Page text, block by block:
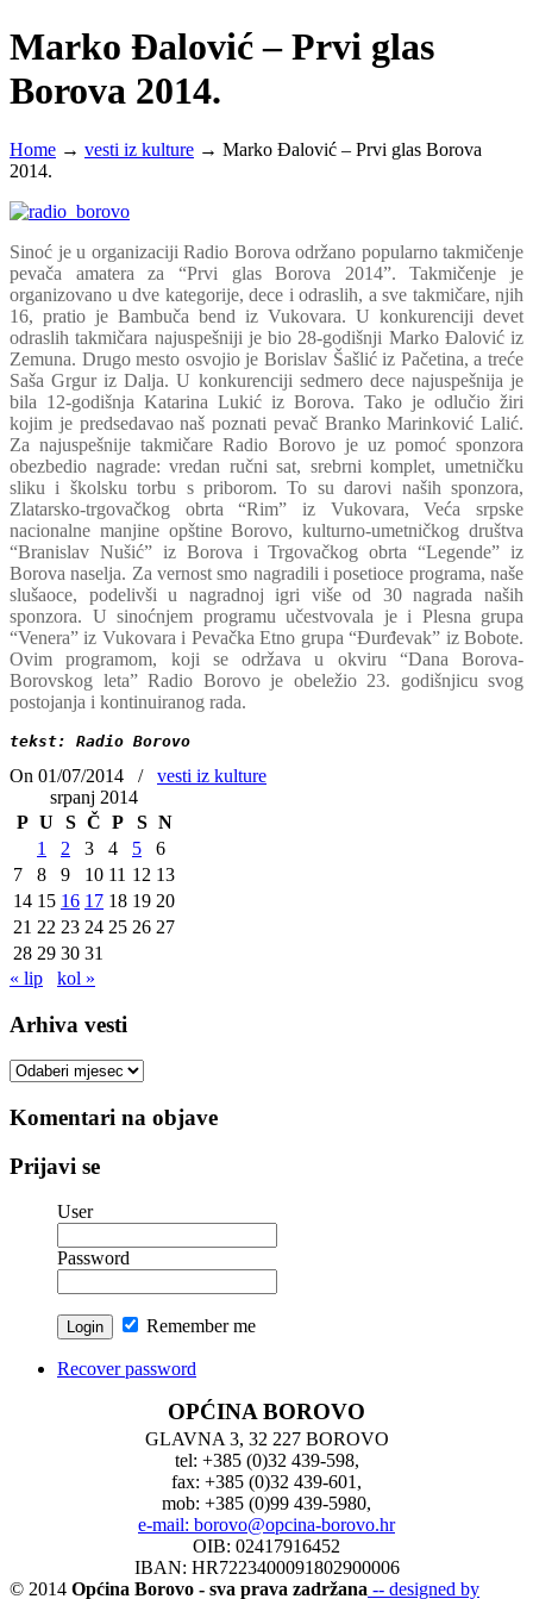
Marko Đalović – Prvi glas
Borova 2014.
Home → vesti iz kulture → Marko Đalović – Prvi glas Borova
2014.
Sinoć je u organizaciji Radio Borova održano popularno takmičenje
pevača amatera za “Prvi glas Borova 2014”. Takmičenje je
organizovano u dve kategorije, dece i odraslih, a sve takmičare, njih
16, pratio je Bambuča bend iz Vukovara. U konkurenciji devet
odraslih takmičara najuspešniji je bio 28-godišnji Marko Đalović iz
Zemuna. Drugo mesto osvojio je Borislav Šašlić iz Pačetina, a treće
Saša Grgur iz Dalja. U konkurenciji sedmero dece najuspešnija je
bila 12-godišnja Katarina Lukić iz Borova. Tako je odlučio žiri
kojim je predsedavao naš poznati pevač Branko Marinković Lalić.
Za najuspešnije takmičare Radio Borovo je uz pomoć sponzora
obezbedio nagrade: vredan ručni sat, srebrni komplet, umetničku
sliku i školsku torbu s priborom. To su darovi naših sponzora,
Zlatarsko-trgovačkog obrta “Rim” iz Vukovara, Veća srpske
nacionalne manjine opštine Borovo, kulturno-umetničkog društva
“Branislav Nušić” iz Borova i Trgovačkog obrta “Legende” iz
Borova naselja. Za vernost smo nagradili i posetioce programa, naše
slušaoce, podelivši u nagradnoj igri više od 30 nagrada naših
sponzora. U sinoćnjem programu učestvovala je i Plesna grupa
“Venera” iz Vukovara i Pevačka Etno grupa “Đurđevak” iz Bobote.
Ovim programom, koji se održava u okviru “Dana Borova-
Borovskog leta” Radio Borovo je obeležio 23. godišnjicu svog
postojanja i kontinuiranog rada.
tekst: Radio Borovo
On 01/07/2014 /
vesti iz kulture
srpanj 2014
P U S Č P S N
1
2 3 4 5
6
7
8 9 10 11 12 13
14 15 16 17 18 19 20
21 22 23 24 25 26 27
28 29 30 31
« lip
kol »
Arhiva vesti
Arhiva
Komentari na objave
Prijavi se
User
Password
Remember me
Recover password
OPĆINA BOROVO
GLAVNA 3, 32 227 BOROVO
tel: +385 (0)32 439-598,
fax: +385 (0)32 439-601,
mob: +385 (0)99 439-5980,
e-mail: borovo@opcina-borovo.hr
OIB: 02417916452
IBAN: HR7223400091802900006
© 2014 Općina Borovo - sva prava zadržana -- designed by